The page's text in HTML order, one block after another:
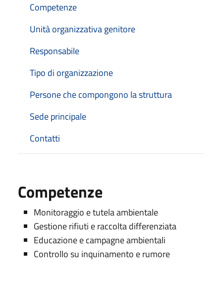
Competenze
Unità organizzativa genitore
Responsabile
Tipo di organizzazione
Persone che compongono la struttura
Sede principale
Contatti
Competenze
Monitoraggio e tutela ambientale
Gestione rifiuti e raccolta differenziata
Educazione e campagne ambientali
Controllo su inquinamento e rumore